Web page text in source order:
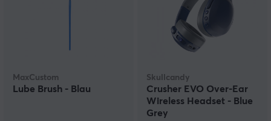
MaxCustom
Lube Brush - Blau
Skullcandy
Crusher EVO Over-Ear
Wireless Headset - Blue
Grey